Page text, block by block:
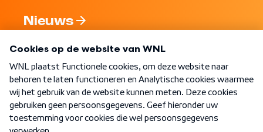
Nieuws
Nieuwsbrief
Word Lid